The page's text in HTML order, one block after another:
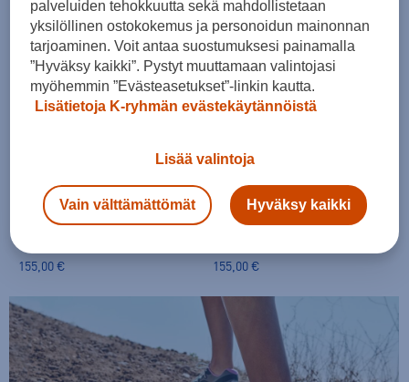
30pv alin hinta: 99,99€
30pv alin hinta: 99,99€
Vivobarefoot
155,00 €
Vivobarefoot
155,00 €
palveluiden tehokkuutta sekä mahdollistetaan
yksilöllinen ostokokemus ja personoidun mainonnan
tarjoaminen. Voit antaa suostumuksesi painamalla
”Hyväksy kaikki”. Pystyt muuttamaan valintojasi
myöhemmin ”Evästeasetukset”-linkin kautta.
Lisätietoja K-ryhmän evästekäytännöistä
Lisää valintoja
Vain välttämättömät Hyväksy kaikki